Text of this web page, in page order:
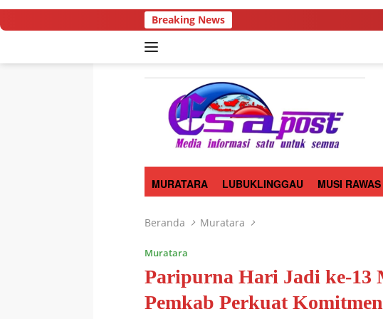
Langsung
ke
Breaking News Warga
MURATARA LUBUKLINGGAU MUSI RAWAS
Beranda Muratara
Muratara
Paripurna Hari Jadi ke-13
Pemkab Perkuat